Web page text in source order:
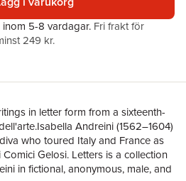
inom 5-8 vardagar. Fri frakt för
249 kr.
in letter form from a sixteenth-
Andreini (1562–1604)
who toured Italy and France as
Gelosi. Letters is a collection
in fictional, anonymous, male, and